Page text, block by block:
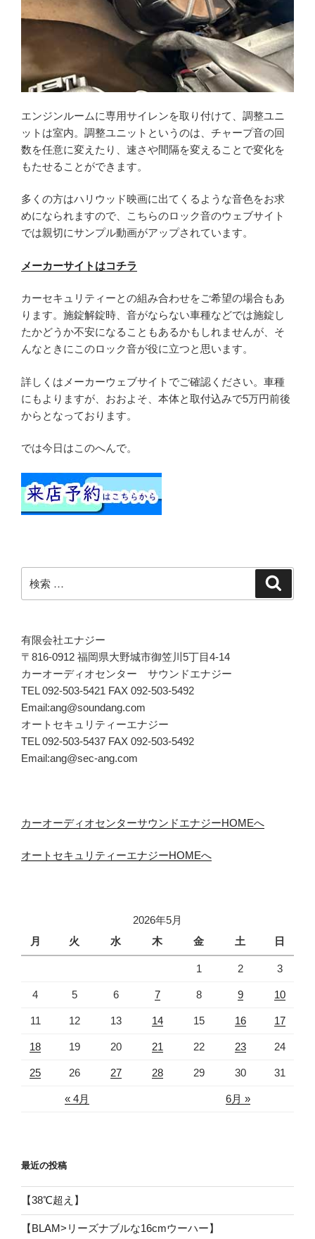
エンジンルームに専用サイレンを取り付けて、調整ユニ
ットは室内。調整ユニットというのは、チャープ音の回
数を任意に変えたり、速さや間隔を変えることで変化を
もたせることができます。
多くの方はハリウッド映画に出てくるような音色をお求
めになられますので、こちらのロック音のウェブサイト
では親切にサンプル動画がアップされています。
メーカーサイトはコチラ
カーセキュリティーとの組み合わせをご希望の場合もあ
ります。施錠解錠時、音がならない車種などでは施錠し
たかどうか不安になることもあるかもしれませんが、そ
んなときにこのロック音が役に立つと思います。
詳しくはメーカーウェブサイトでご確認ください。車種
にもよりますが、おおよそ、本体と取付込みで5万円前後
からとなっております。
では今日はこのへんで。
索:
有限会社エナジー
〒816-0912 福岡県大野城市御笠川5丁目4-14
カーオーディオセンター サウンドエナジー
TEL 092-503-5421 FAX 092-503-5492
Email:ang@soundang.com
オートセキュリティーエナジー
TEL 092-503-5437 FAX 092-503-5492
Email:ang@sec-ang.com
カーオーディオセンターサウンドエナジーHOMEへ
オートセキュリティーエナジーHOMEへ
2026年5月
月
火 水 木 金 土 日
« 4月 6月 »
1 2 3
4 5 6 7 8 9 10
11 12 13 14 15 16 17
18 19 20 21 22 23 24
25 26 27 28 29 30 31
最近の投稿
【38℃超え】
【BLAM>リーズナブルな16cmウーハー】